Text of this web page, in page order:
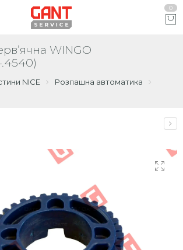
0
WINGO
NICE
Розпашна автоматика